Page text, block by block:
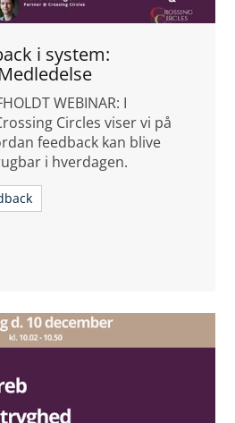
i system:
WEBINAR: I
Circles viser vi på
feedback kan blive
i hverdagen.